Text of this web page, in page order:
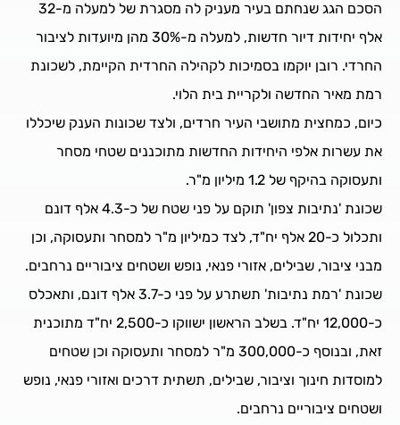
הסכם הגג שנחתם בעיר מעניק לה מסגרת של למעלה מ-32
אלף יחידות דיור חדשות, למעלה מ-30% מהן מיועדות לציבור
החרדי. רובן יוקמו בסמיכות לקהילה החרדית הקיימת, לשכונת
רמת מאיר החדשה ולקריית בית הלוי.
כיום, כמחצית מתושבי העיר חרדים, ולצד שכונות הענק שיכללו
את עשרות אלפי היחידות החדשות מתוכננים שטחי מסחר
ותעסוקה בהיקף של 1.2 מיליון מ"ר.
שכונת 'נתיבות צפון' תוקם על פני שטח של כ-4.3 אלף דונם
ותכלול כ-20 אלף יח"ד, לצד כמיליון מ"ר למסחר ותעסוקה, וכן
מבני ציבור, שבילים, אזורי פנאי, נופש ושטחים ציבוריים נרחבים.
שכונת 'רמת נתיבות' תשתרע על פני כ-3.7 אלף דונם, ותאכלס
כ-12,000 יח"ד. בשלב הראשון ישווקו כ-2,500 יח"ד מתוכנית
זאת, ובנוסף כ-300,000 מ"ר למסחר ותעסוקה וכן שטחים
למוסדות חינוך וציבור, שבילים, תשתית דרכים ואזורי פנאי, נופש
ושטחים ציבוריים נרחבים.